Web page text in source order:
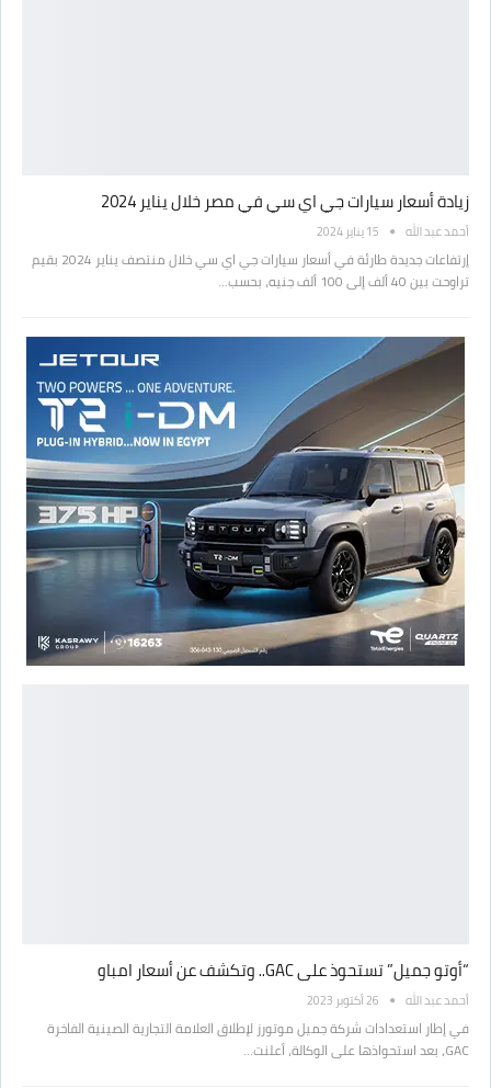
زيادة أسعار سيارات جي اي سي في مصر خلال يناير 2024
أحمد عبد الله 15 يناير 2024
إرتفاعات جديدة طارئة في أسعار سيارات جي اي سي خلال منتصف يناير 2024 بقيم
تراوحت بين 40 ألف إلى 100 ألف جنيه، بحسب…
“أوتو جميل” تستحوذ على GAC.. وتكشف عن أسعار امباو
أحمد عبد الله 26 أكتوبر 2023
في إطار استعدادات شركة جميل موتورز لإطلاق العلامة التجارية الصينية الفاخرة
GAC، بعد استحواذها على الوكالة، أعلنت…